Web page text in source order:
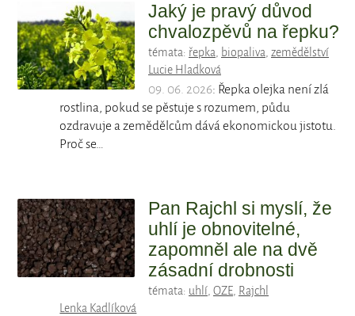
Jaký je pravý důvod
chvalozpěvů na řepku?
témata: řepka, biopaliva, zemědělství
Lucie Hladková
09. 06. 2026: Řepka olejka není zlá
rostlina, pokud se pěstuje s rozumem, půdu
ozdravuje a zemědělcům dává ekonomickou jistotu.
Proč se…
Pan Rajchl si myslí, že
uhlí je obnovitelné,
zapomněl ale na dvě
zásadní drobnosti
témata: uhlí, OZE, Rajchl
Lenka Kadlíková